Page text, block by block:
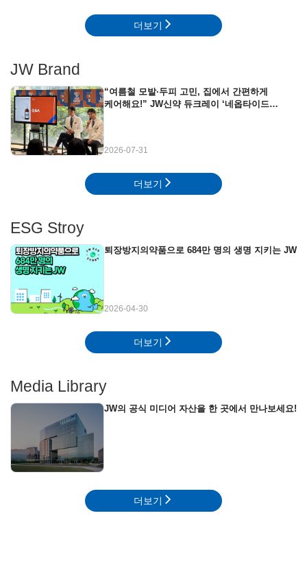
더보기
JW Brand
“여름철 모발·두피 고민, 집에서 간편하게
케어해요!” JW신약 듀크레이 ‘네옵타이드
2026-07-31
더보기
ESG Stroy
퇴장방지의약품으로 684만 명의 생명 지키는 JW
2026-04-30
더보기
Media Library
JW의 공식 미디어 자산을 한 곳에서 만나보세요!
더보기